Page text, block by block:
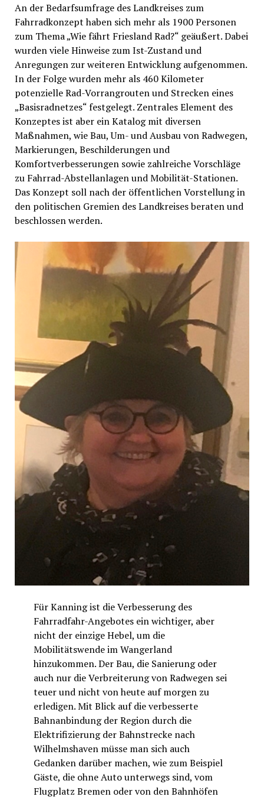
An der Bedarfsumfrage des Landkreises zum
Fahrradkonzept haben sich mehr als 1900 Personen
zum Thema „Wie fährt Friesland Rad?“ geäußert. Dabei
wurden viele Hinweise zum Ist-Zustand und
Anregungen zur weiteren Entwicklung aufgenommen.
In der Folge wurden mehr als 460 Kilometer
potenzielle Rad-Vorrangrouten und Strecken eines
„Basisradnetzes“ festgelegt. Zentrales Element des
Konzeptes ist aber ein Katalog mit diversen
Maßnahmen, wie Bau, Um- und Ausbau von Radwegen,
Markierungen, Beschilderungen und
Komfortverbesserungen sowie zahlreiche Vorschläge
zu Fahrrad-Abstellanlagen und Mobilität-Stationen.
Das Konzept soll nach der öffentlichen Vorstellung in
den politischen Gremien des Landkreises beraten und
beschlossen werden.
Für Kanning ist die Verbesserung des
Fahrradfahr-Angebotes ein wichtiger, aber
nicht der einzige Hebel, um die
Mobilitätswende im Wangerland
hinzukommen. Der Bau, die Sanierung oder
auch nur die Verbreiterung von Radwegen sei
teuer und nicht von heute auf morgen zu
erledigen. Mit Blick auf die verbesserte
Bahnanbindung der Region durch die
Elektrifizierung der Bahnstrecke nach
Wilhelmshaven müsse man sich auch
Gedanken darüber machen, wie zum Beispiel
Gäste, die ohne Auto unterwegs sind, vom
Flugplatz Bremen oder von den Bahnhöfen